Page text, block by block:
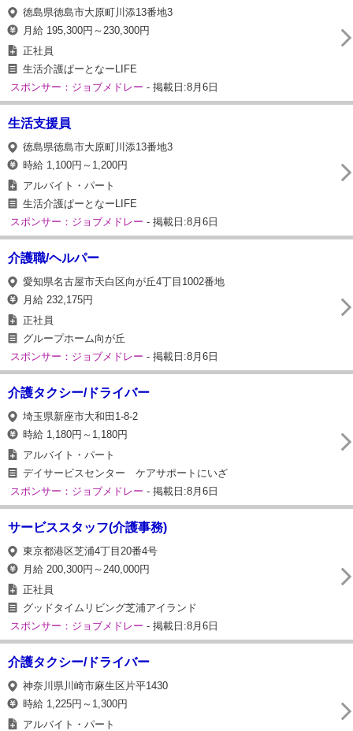
徳島県徳島市大原町川添13番地3
月給 195,300円～230,300円
正社員
生活介護ぱーとなーLIFE
スポンサー：ジョブメドレー - 掲載日:8月6日
生活支援員
徳島県徳島市大原町川添13番地3
時給 1,100円～1,200円
アルバイト・パート
生活介護ぱーとなーLIFE
スポンサー：ジョブメドレー - 掲載日:8月6日
介護職/ヘルパー
愛知県名古屋市天白区向が丘4丁目1002番地
月給 232,175円
正社員
グループホーム向が丘
スポンサー：ジョブメドレー - 掲載日:8月6日
介護タクシー/ドライバー
埼玉県新座市大和田1-8-2
時給 1,180円～1,180円
アルバイト・パート
デイサービスセンター ケアサポートにいざ
スポンサー：ジョブメドレー - 掲載日:8月6日
サービススタッフ(介護事務)
東京都港区芝浦4丁目20番4号
月給 200,300円～240,000円
正社員
グッドタイムリビング芝浦アイランド
スポンサー：ジョブメドレー - 掲載日:8月6日
介護タクシー/ドライバー
神奈川県川崎市麻生区片平1430
時給 1,225円～1,300円
アルバイト・パート